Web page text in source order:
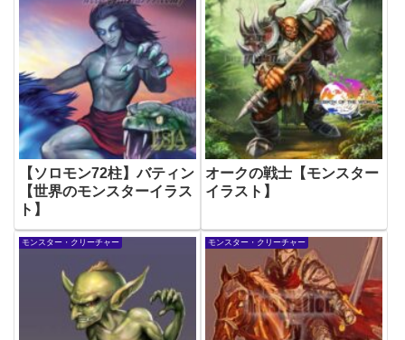
【ソロモン72柱】バティン
【世界のモンスターイラス
ト】
オークの戦士【モンスター
イラスト】
モンスター・クリーチャー モンスター・クリーチャー